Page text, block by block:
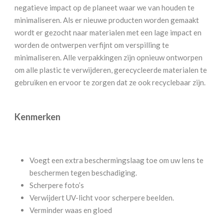
negatieve impact op de planeet waar we van houden te
minimaliseren. Als er nieuwe producten worden gemaakt
wordt er gezocht naar materialen met een lage impact en
worden de ontwerpen verfijnt om verspilling te
minimaliseren. Alle verpakkingen zijn opnieuw ontworpen
om alle plastic te verwijderen, gerecycleerde materialen te
gebruiken en ervoor te zorgen dat ze ook recyclebaar zijn.
Kenmerken
Voegt een extra beschermingslaag toe om uw lens te
beschermen tegen beschadiging.
Scherpere foto’s
Verwijdert UV-licht voor scherpere beelden.
Verminder waas en gloed